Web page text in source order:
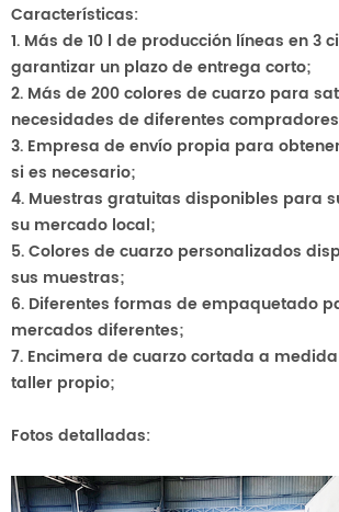
Características:
1. Más de 10 l de producción líneas en 3
garantizar un plazo de entrega corto;
2. Más de 200 colores de cuarzo para
necesidades de diferentes
3. Empresa de envío propia para
si es necesario;
4. Muestras gratuitas disponibles para
su mercado local;
5. Colores de cuarzo personalizados
sus muestras;
6. Diferentes formas de empaquetado
mercados diferentes;
7. Encimera de cuarzo cortada a
taller propio;
Fotos detalladas: